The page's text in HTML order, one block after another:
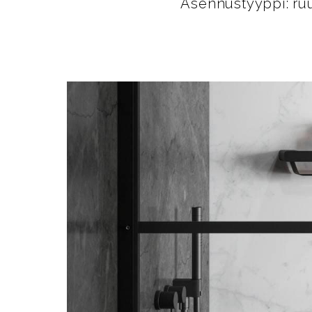
Asennustyyppi: